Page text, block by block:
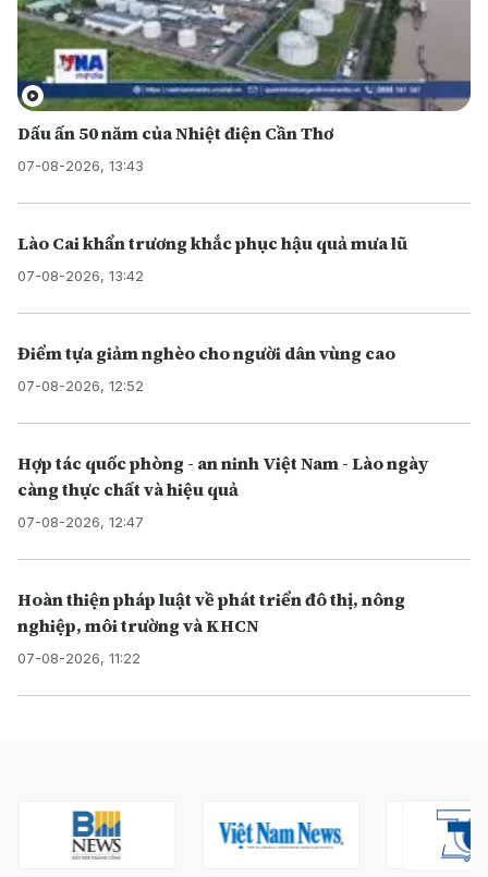
Dấu ấn 50 năm của Nhiệt điện Cần Thơ
07-08-2026, 13:43
Lào Cai khẩn trương khắc phục hậu quả mưa lũ
07-08-2026, 13:42
Điểm tựa giảm nghèo cho người dân vùng cao
07-08-2026, 12:52
Hợp tác quốc phòng - an ninh Việt Nam - Lào ngày
càng thực chất và hiệu quả
07-08-2026, 12:47
Hoàn thiện pháp luật về phát triển đô thị, nông
nghiệp, môi trường và KHCN
07-08-2026, 11:22